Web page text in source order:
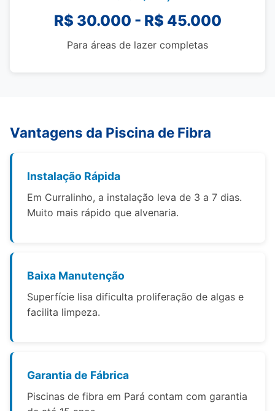
R$ 30.000 - R$ 45.000
Para áreas de lazer completas
Vantagens da Piscina de Fibra
Instalação Rápida
Em Curralinho, a instalação leva de 3 a 7 dias.
Muito mais rápido que alvenaria.
Baixa Manutenção
Superfície lisa dificulta proliferação de algas e
facilita limpeza.
Garantia de Fábrica
Piscinas de fibra em Pará contam com garantia